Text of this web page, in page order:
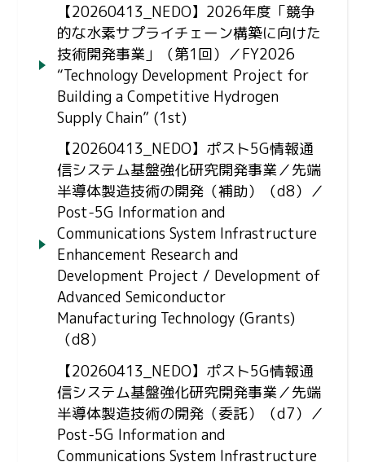
【20260413_NEDO】2026年度「競争
的な水素サプライチェーン構築に向けた
技術開発事業」（第1回）／FY2026
“Technology Development Project for
Building a Competitive Hydrogen
Supply Chain” (1st)
【20260413_NEDO】ポスト5G情報通
信システム基盤強化研究開発事業／先端
半導体製造技術の開発（補助）（d8）／
Post-5G Information and
Communications System Infrastructure
Enhancement Research and
Development Project / Development of
Advanced Semiconductor
Manufacturing Technology (Grants)
（d8）
【20260413_NEDO】ポスト5G情報通
信システム基盤強化研究開発事業／先端
半導体製造技術の開発（委託）（d7）／
Post-5G Information and
Communications System Infrastructure